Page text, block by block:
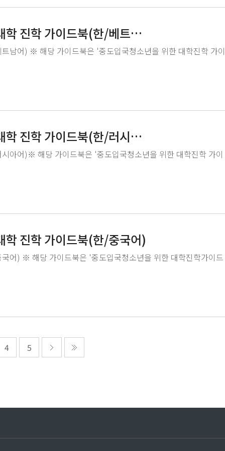
진학 가이드북(한/베트남
남어) ※ 해당 가이드북은 '중도입국청소년을 위한 대학진학 가이
진학 가이드북(한/러시아
아어)※ 해당 가이드북은 '중도입국청소년을 위한 대학진학 가이
진학 가이드북(한/중국어)
어) ※ 해당 가이드북은 '중도입국청소년을 위한 대학진학가이드
4 5